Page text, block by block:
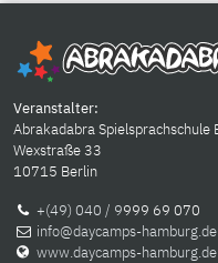
Veranstalter:
Abrakadabra Spielsprachschule
Wexstraße 33
10715 Berlin
+(49) 040 / 9999 69 070
info@daycamps-hamburg.de
www.daycamps-hamburg.de